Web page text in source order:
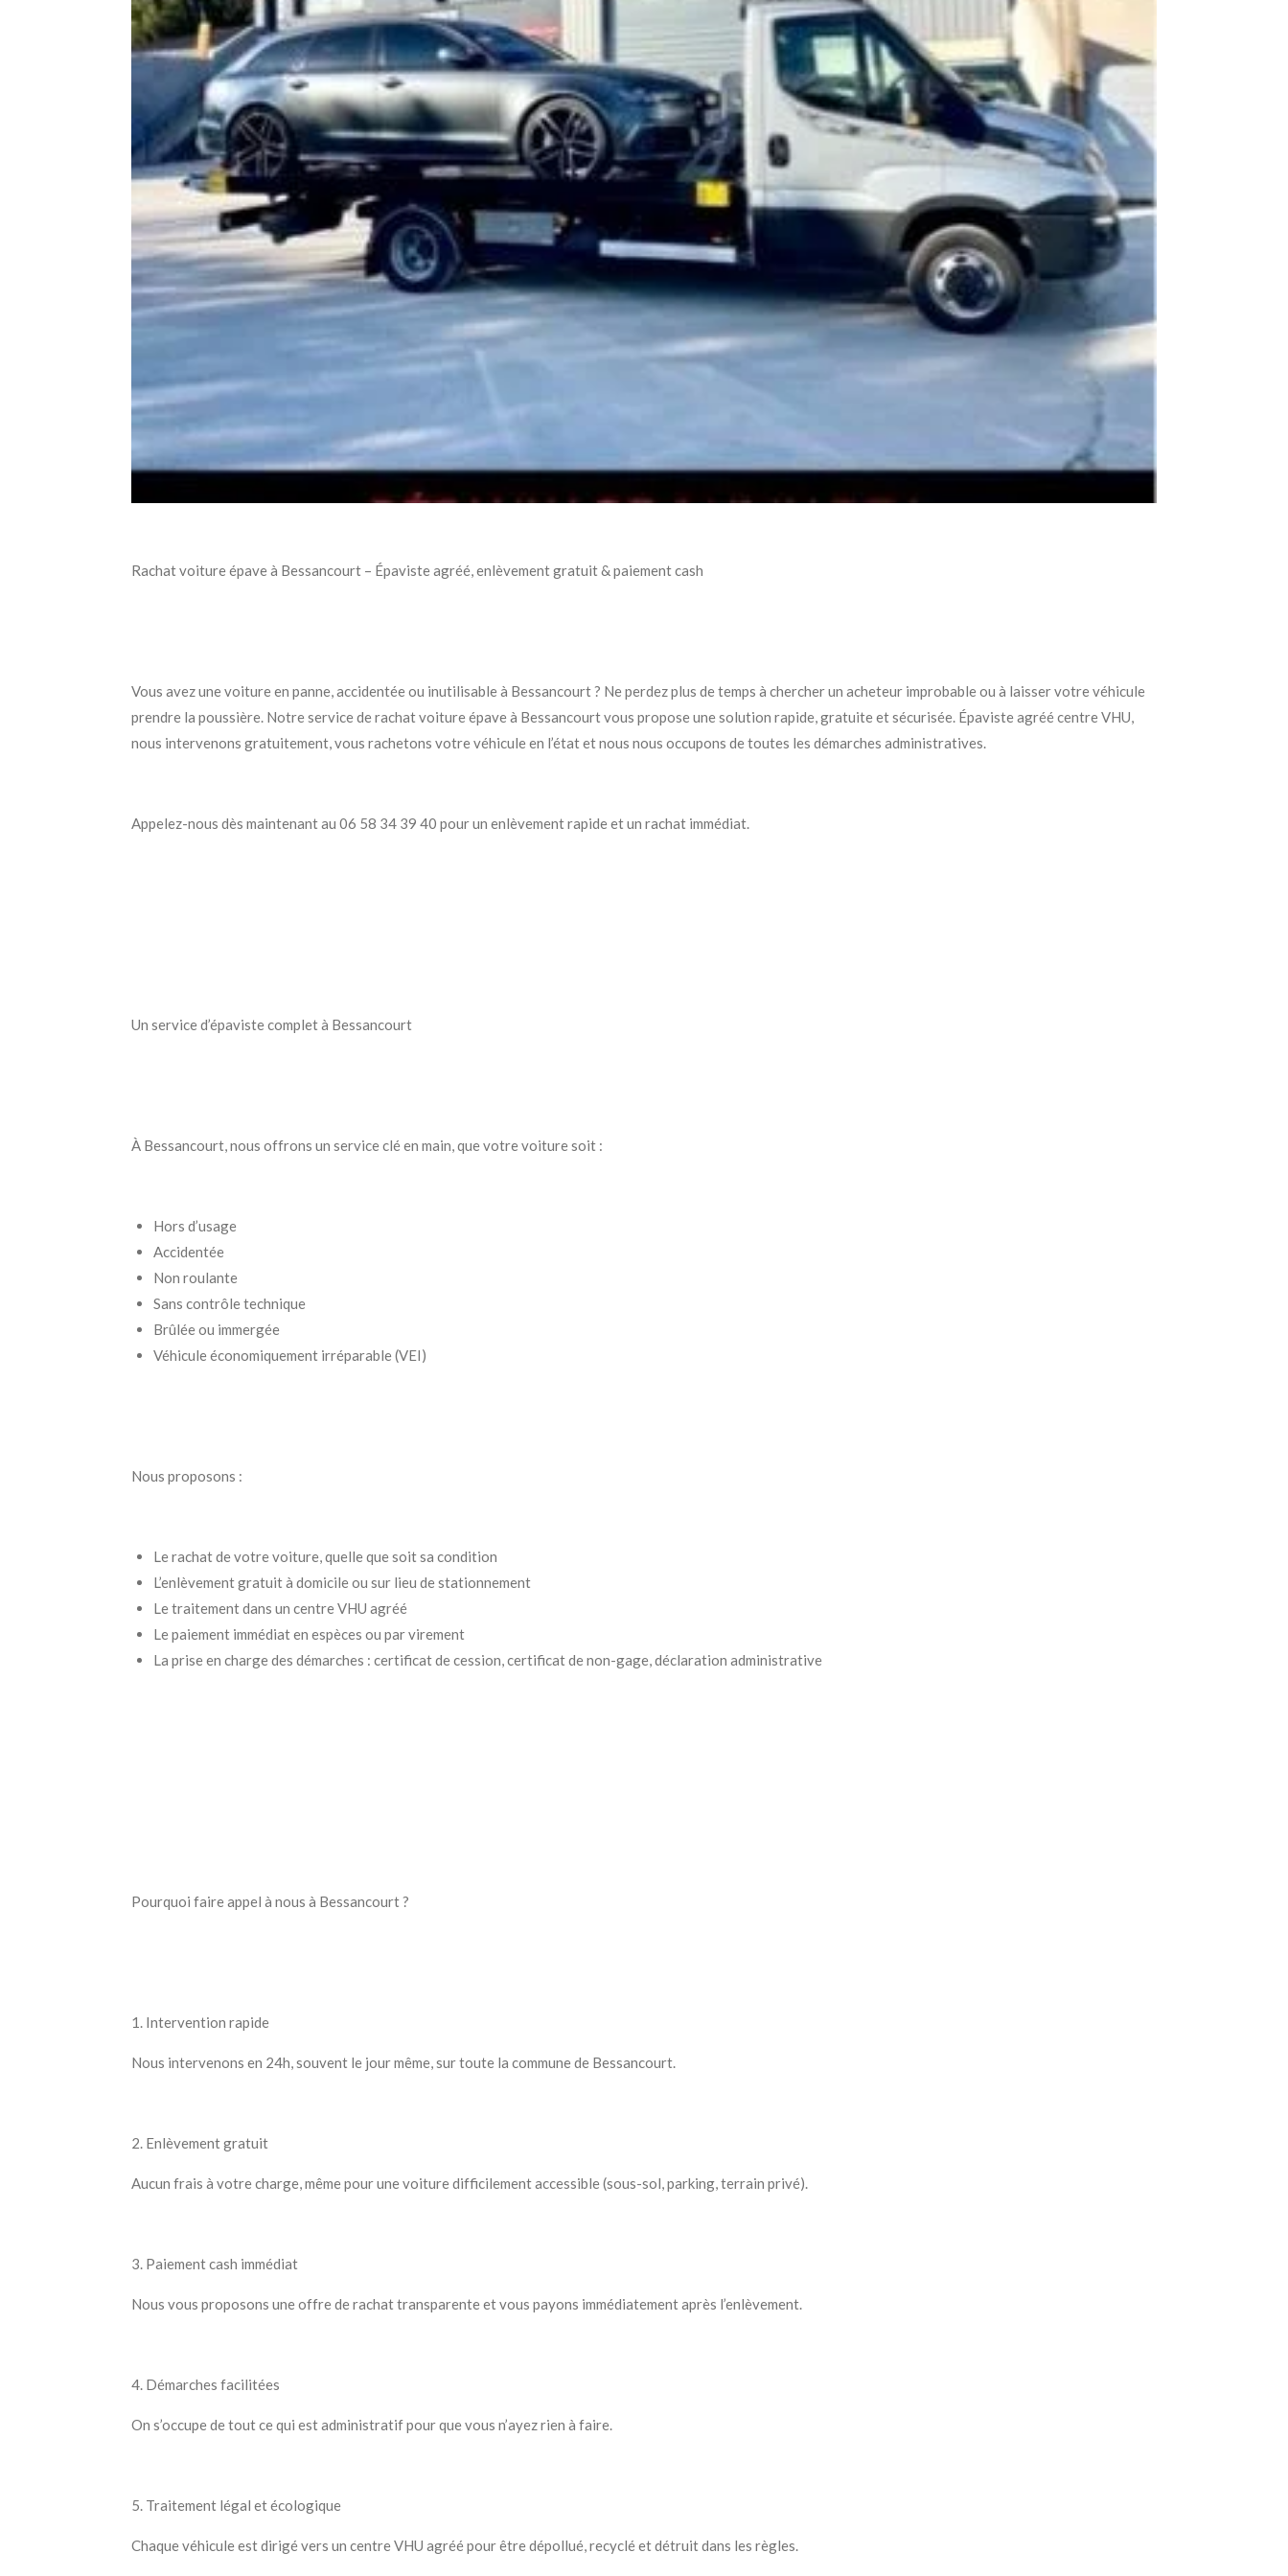
Rachat voiture épave à Bessancourt – Épaviste agréé, enlèvement gratuit & paiement cash
Vous avez une voiture en panne, accidentée ou inutilisable à Bessancourt ? Ne perdez plus de temps à chercher un acheteur improbable ou à laisser votre véhicule
prendre la poussière. Notre service de rachat voiture épave à Bessancourt vous propose une solution rapide, gratuite et sécurisée. Épaviste agréé centre VHU,
nous intervenons gratuitement, vous rachetons votre véhicule en l’état et nous nous occupons de toutes les démarches administratives.
Appelez-nous dès maintenant au 06 58 34 39 40 pour un enlèvement rapide et un rachat immédiat.
Un service d’épaviste complet à Bessancourt
À Bessancourt, nous offrons un service clé en main, que votre voiture soit :
Hors d’usage
Accidentée
Non roulante
Sans contrôle technique
Brûlée ou immergée
Véhicule économiquement irréparable (VEI)
Nous proposons :
Le rachat de votre voiture, quelle que soit sa condition
L’enlèvement gratuit à domicile ou sur lieu de stationnement
Le traitement dans un centre VHU agréé
Le paiement immédiat en espèces ou par virement
La prise en charge des démarches : certificat de cession, certificat de non-gage, déclaration administrative
Pourquoi faire appel à nous à Bessancourt ?
1. Intervention rapide
Nous intervenons en 24h, souvent le jour même, sur toute la commune de Bessancourt.
2. Enlèvement gratuit
Aucun frais à votre charge, même pour une voiture difficilement accessible (sous-sol, parking, terrain privé).
3. Paiement cash immédiat
Nous vous proposons une offre de rachat transparente et vous payons immédiatement après l’enlèvement.
4. Démarches facilitées
On s’occupe de tout ce qui est administratif pour que vous n’ayez rien à faire.
5. Traitement légal et écologique
Chaque véhicule est dirigé vers un centre VHU agréé pour être dépollué, recyclé et détruit dans les règles.